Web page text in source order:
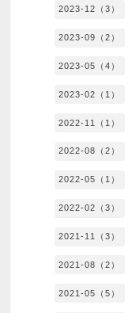
2023-12（3）
2023-09（2）
2023-05（4）
2023-02（1）
2022-11（1）
2022-08（2）
2022-05（1）
2022-02（3）
2021-11（3）
2021-08（2）
2021-05（5）